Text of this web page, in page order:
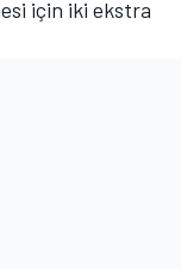
için iki ekstra